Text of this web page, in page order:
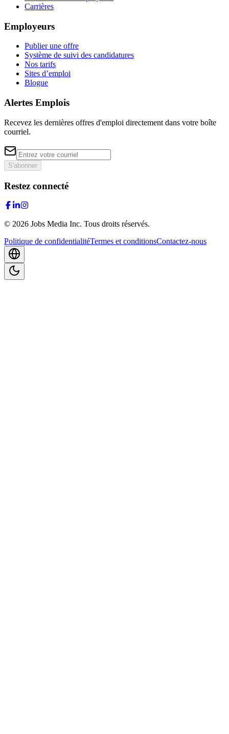
Carrières
Employeurs
Publier une offre
Système de suivi des candidatures
Nos tarifs
Sites d’emploi
Blogue
Alertes Emplois
Recevez les dernières offres d'emploi directement dans votre boîte
courriel.
S'abonner
Restez connecté
© 2026 Jobs Media Inc. Tous droits réservés.
Politique de confidentialitéTermes et conditionsContactez-nous